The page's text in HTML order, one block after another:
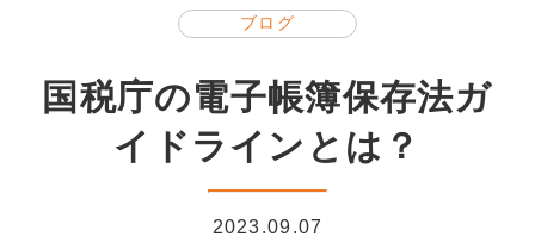
会社情報
ブログ
国税庁の電子帳簿保存法ガ
イドラインとは？
2023.09.07